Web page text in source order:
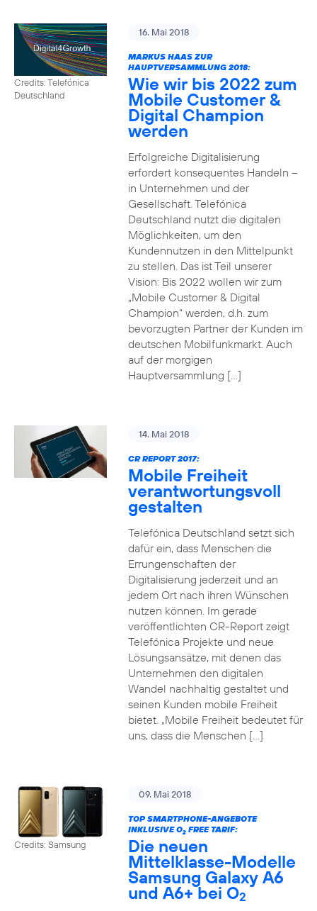
Credits: Telefónica
Deutschland
16. Mai 2018
MARKUS HAAS ZUR
HAUPTVERSAMMLUNG 2018:
Wie wir bis 2022 zum
Mobile Customer &
Digital Champion
werden
Erfolgreiche Digitalisierung
erfordert konsequentes Handeln –
in Unternehmen und der
Gesellschaft. Telefónica
Deutschland nutzt die digitalen
Möglichkeiten, um den
Kundennutzen in den Mittelpunkt
zu stellen. Das ist Teil unserer
Vision: Bis 2022 wollen wir zum
„Mobile Customer & Digital
Champion“ werden, d.h. zum
bevorzugten Partner der Kunden im
deutschen Mobilfunkmarkt. Auch
auf der morgigen
Hauptversammlung […]
14. Mai 2018
CR REPORT 2017:
Mobile Freiheit
verantwortungsvoll
gestalten
Telefónica Deutschland setzt sich
dafür ein, dass Menschen die
Errungenschaften der
Digitalisierung jederzeit und an
jedem Ort nach ihren Wünschen
nutzen können. Im gerade
veröffentlichten CR-Report zeigt
Telefónica Projekte und neue
Lösungsansätze, mit denen das
Unternehmen den digitalen
Wandel nachhaltig gestaltet und
seinen Kunden mobile Freiheit
bietet. „Mobile Freiheit bedeutet für
uns, dass die Menschen […]
Credits: Samsung
09. Mai 2018
TOP SMARTPHONE-ANGEBOTE
INKLUSIVE O2FREE TARIF:
Die neuen
Mittelklasse-Modelle
Samsung Galaxy A6
und A6+ bei O2